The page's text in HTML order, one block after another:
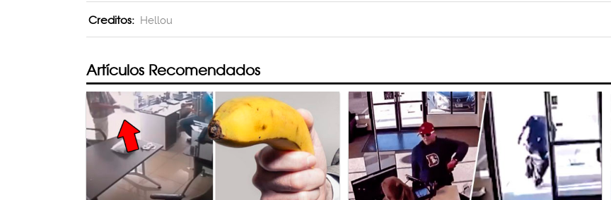
Creditos: Hellou
Artículos Recomendados